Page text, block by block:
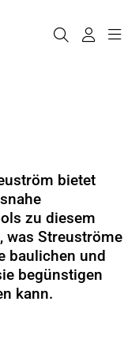
bietet
zu diesem
was Streuströme
baulichen und
begünstigen
kann.